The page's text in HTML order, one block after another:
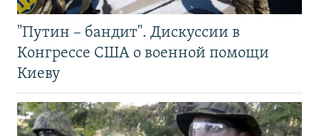
"Путин – бандит". Дискуссии в
Конгрессе США о военной помощи
Киеву